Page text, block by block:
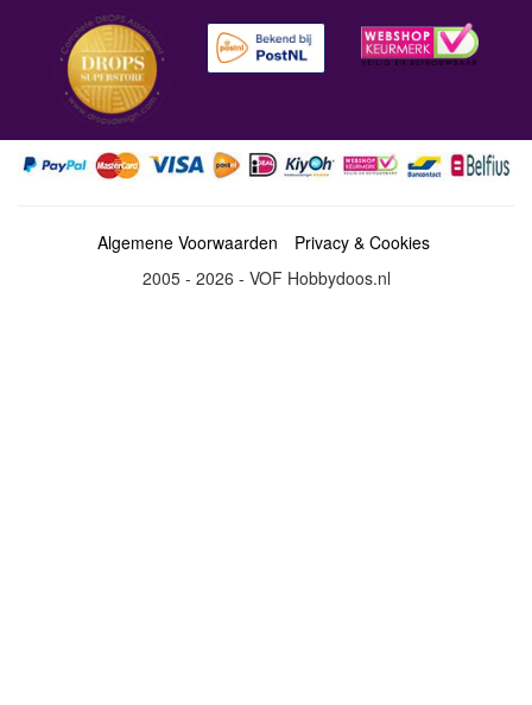
Algemene Voorwaarden
Privacy & Cookies
2005 - 2026 - VOF Hobbydoos.nl